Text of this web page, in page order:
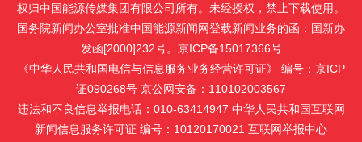
权归中国能源传媒集团有限公司所有。未经授权，禁止下载使用。
国务院新闻办公室批准中国能源新闻网登载新闻业务的函：国新办
发函[2000]232号。京ICP备15017366号
《中华人民共和国电信与信息服务业务经营许可证》 编号：京ICP
证090268号 京公网安备：110102003567
违法和不良信息举报电话：010-63414947 中华人民共和国互联网
新闻信息服务许可证 编号：10120170021 互联网举报中心